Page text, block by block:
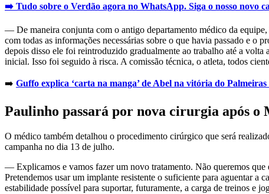
➡️ Tudo sobre o Verdão agora no WhatsApp. Siga o nosso novo
— De maneira conjunta com o antigo departamento médico da
com todas as informações necessárias sobre o que havia passado e o
depois disso ele foi reintroduzido gradualmente ao trabalho até a volta
inicial. Isso foi seguido à risca. A comissão técnica, o atleta, todos
➡️ Guffo explica ‘carta na manga’ de Abel na vitória do
Paulinho passará por nova cirurgia após o
O médico também detalhou o procedimento cirúrgico que será
campanha no dia 13 de julho.
— Explicamos e vamos fazer um novo tratamento. Não queremos que
Pretendemos usar um implante resistente o suficiente para aguentar a
estabilidade possível para suportar, futuramente, a carga de treinos e